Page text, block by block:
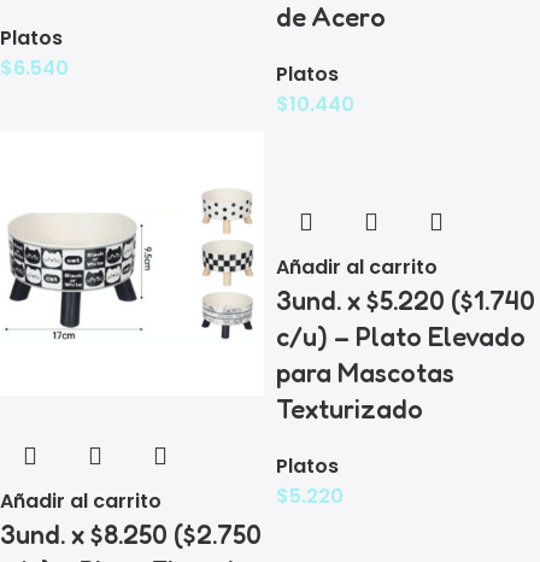
Platos
$6.540
de Acero
Platos
$10.440
Añadir al carrito
3und. x $8.250 ($2.750
Añadir al carrito
3und. x $5.220 ($1.740
c/u) – Plato Elevado
para Mascotas
Texturizado
Platos
$5.220